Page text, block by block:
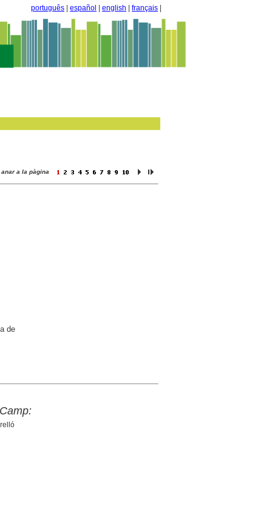
português español english français
anar a la pàgina
de